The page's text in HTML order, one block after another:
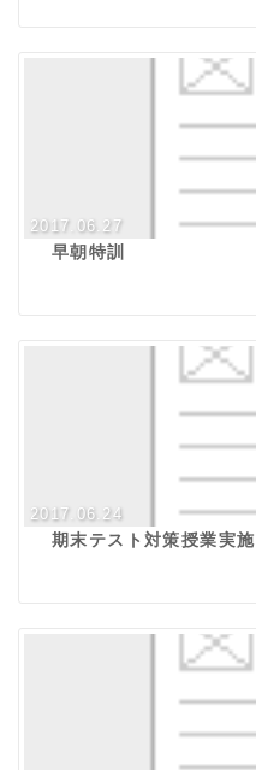
2017.06.27
早朝特訓
2017.06.24
期末テスト対策授業実施